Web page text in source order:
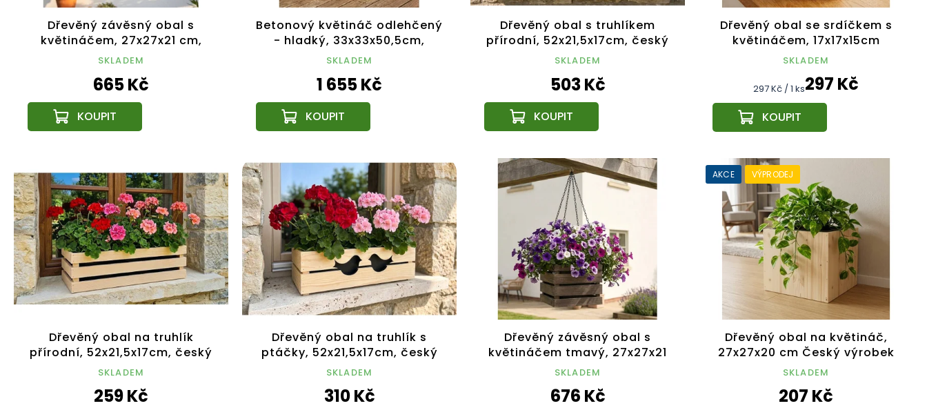
Dřevěný závěsný obal s
květináčem, 27x27x21 cm,
český výrobek
SKLADEM
665 Kč
Betonový květináč odlehčený
- hladký, 33x33x50,5cm,
český výrobek
SKLADEM
1 655 Kč
Dřevěný obal s truhlíkem
přírodní, 52x21,5x17cm, český
výrobek
SKLADEM
503 Kč
Dřevěný obal se srdíčkem s
květináčem, 17x17x15cm
Český výrobek
SKLADEM
297 Kč
Měrná
297 Kč / 1 ks
Dřevěný obal na truhlík
přírodní, 52x21,5x17cm, český
výrobek
SKLADEM
259 Kč
Dřevěný obal na truhlík s
ptáčky, 52x21,5x17cm, český
výrobek
SKLADEM
310 Kč
Dřevěný závěsný obal s
květináčem tmavý, 27x27x21
cm, český výrobek
SKLADEM
676 Kč
AKCE VÝPRODEJ
Dřevěný obal na květináč,
27x27x20 cm Český výrobek
SKLADEM
207 Kč